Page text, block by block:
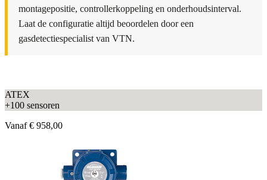
montagepositie, controllerkoppeling en onderhoudsinterval.
Laat de configuratie altijd beoordelen door een
gasdetectiespecialist van VTN.
ATEX
+100 sensoren
Vanaf € 958,00